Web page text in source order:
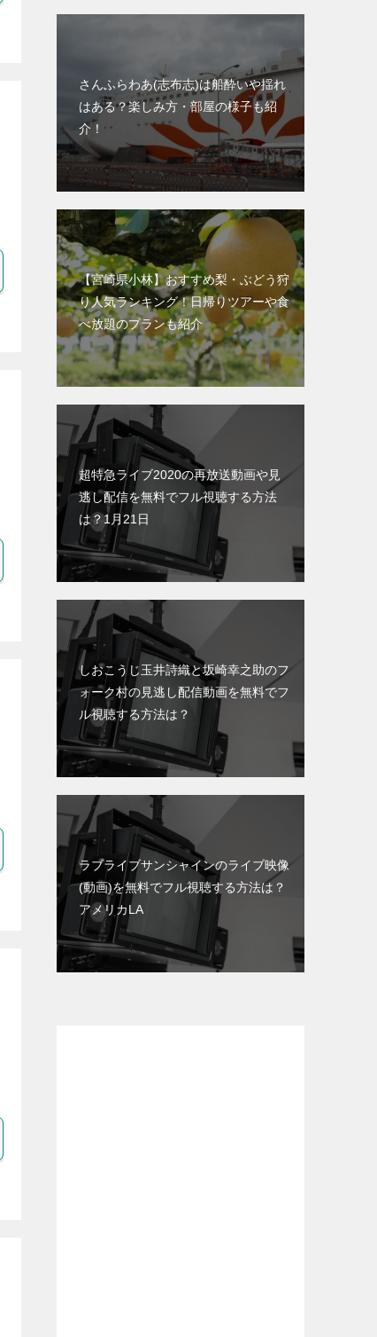
さんふらわあ(志布志)は船酔いや揺れ
はある？楽しみ方・部屋の様子も紹
介！
【宮崎県小林】おすすめ梨・ぶどう狩
り人気ランキング！日帰りツアーや食
べ放題のプランも紹介
超特急ライブ2020の再放送動画や見
逃し配信を無料でフル視聴する方法
は？1月21日
しおこうじ玉井詩織と坂崎幸之助のフ
ォーク村の見逃し配信動画を無料でフ
ル視聴する方法は？
ラブライブサンシャインのライブ映像
(動画)を無料でフル視聴する方法は？
アメリカLA